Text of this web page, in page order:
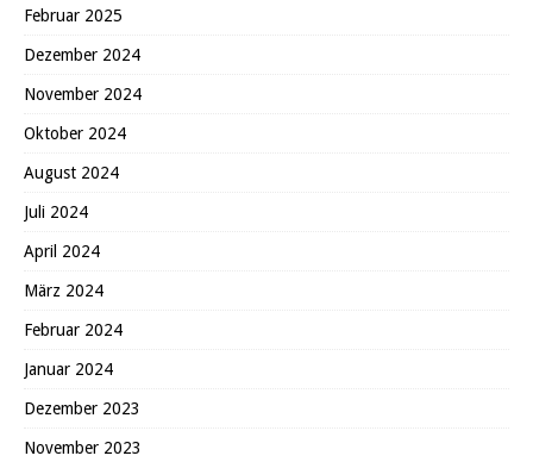
Februar 2025
Dezember 2024
November 2024
Oktober 2024
August 2024
Juli 2024
April 2024
März 2024
Februar 2024
Januar 2024
Dezember 2023
November 2023